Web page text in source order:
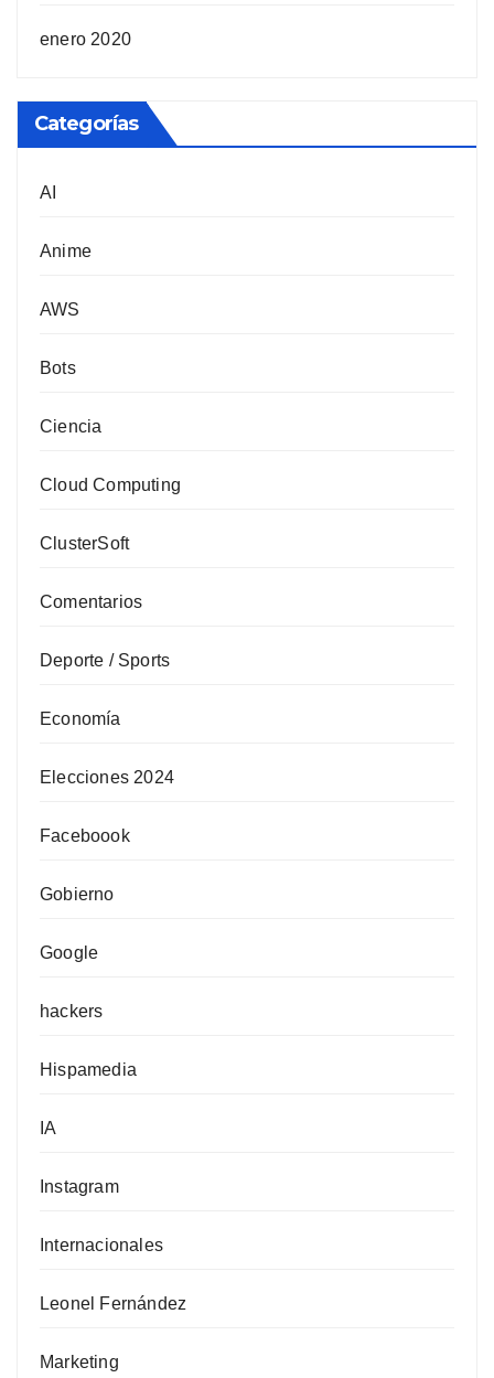
enero 2020
Categorías
AI
Anime
AWS
Bots
Ciencia
Cloud Computing
ClusterSoft
Comentarios
Deporte / Sports
Economía
Elecciones 2024
Faceboook
Gobierno
Google
hackers
Hispamedia
IA
Instagram
Internacionales
Leonel Fernández
Marketing